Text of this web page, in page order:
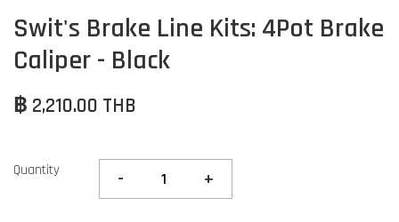
Swit's Brake Line Kits: 4Pot Brake
Caliper - Black
฿ 2,210.00 THB
Quantity - +